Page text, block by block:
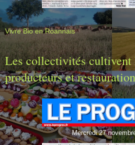
Vivre Bio en Roannais
Les collectivités cultivent
producteurs et
Mercredi 27